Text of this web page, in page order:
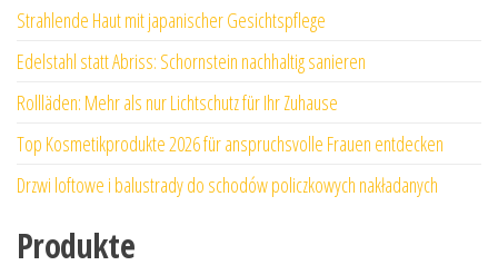
Strahlende Haut mit japanischer Gesichtspflege
Edelstahl statt Abriss: Schornstein nachhaltig sanieren
Rollläden: Mehr als nur Lichtschutz für Ihr Zuhause
Top Kosmetikprodukte 2026 für anspruchsvolle Frauen entdecken
Drzwi loftowe i balustrady do schodów policzkowych nakładanych
Produkte